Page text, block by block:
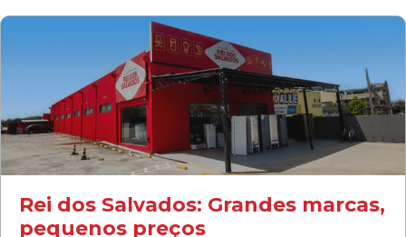
Fanny
Rua Albino Beatriz, 100 - Fanny, Curitiba –PR
Segunda a sábado: 09h00 às 19h00
Domingo: FECHADA
ÚLTIMOS DIAS DE LIQUIDAÇÃO!
(41) 3411-1754
(41) 99249-4620
Rei dos Salvados: Grandes marcas,
pequenos preços